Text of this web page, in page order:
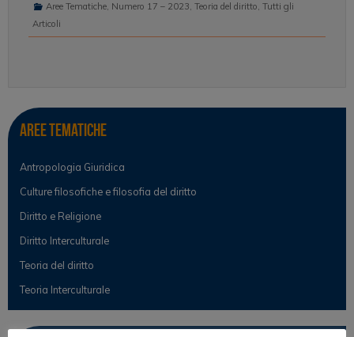
Aree Tematiche, Numero 17 – 2023, Teoria del diritto, Tutti gli
Articoli
Aree tematiche
Antropologia Giuridica
Culture filosofiche e filosofia del diritto
Diritto e Religione
Diritto Interculturale
Teoria del diritto
Teoria Interculturale